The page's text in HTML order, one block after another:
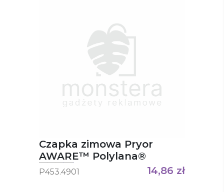
Czapka zimowa Pryor
AWARE™ Polylana®
P453.4901 14,86 zł